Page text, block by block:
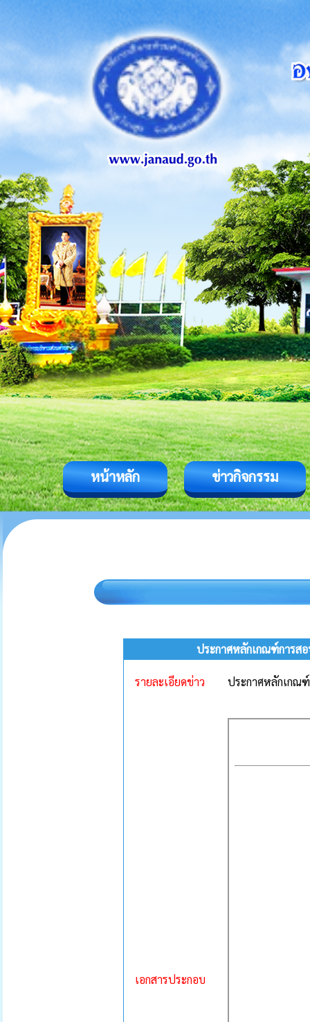
หน้าหลัก ข่าวกิจกรรม
ประกาศหลักเกณฑ์การส
รายละเอียดข่าว ประกาศหลักเกณ
เอกสารประกอบ